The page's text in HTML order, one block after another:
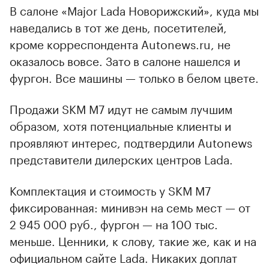
В салоне «Major Lada Новорижский», куда мы
наведались в тот же день, посетителей,
кроме корреспондента Autonews.ru, не
оказалось вовсе. Зато в салоне нашелся и
фургон. Все машины — только в белом цвете.
Продажи SKM M7 идут не самым лучшим
образом, хотя потенциальные клиенты и
проявляют интерес, подтвердили Autonews
представители дилерских центров Lada.
Комплектация и стоимость у SKM M7
фиксированная: минивэн на семь мест — от
2 945 000 руб., фургон — на 100 тыс.
меньше. Ценники, к слову, такие же, как и на
официальном сайте Lada. Никаких доплат